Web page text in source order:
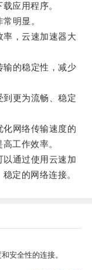
应用程序。
明显。
，云速加速器大
的稳定性，减少
更为流畅、稳定
网络传输速度的
工作效率。
通过使用云速加
定的网络连接。
安全性的连接。